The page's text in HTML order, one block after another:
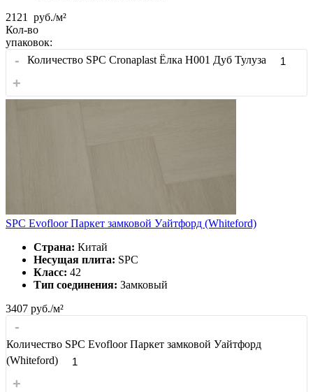
2121
руб./м²
Кол-во
упаковок:
- Количество SPC Cronaplast Ёлка H001 Дуб Тулуза
+
SPC Evofloor Паркет замковой Уайтфорд (Whiteford)
Страна: Китай
Несущая плита: SPC
Класс: 42
Тип соединения: Замковый
3407 руб./м²
-
Количество SPC Evofloor Паркет замковой Уайтфорд
(Whiteford)
+